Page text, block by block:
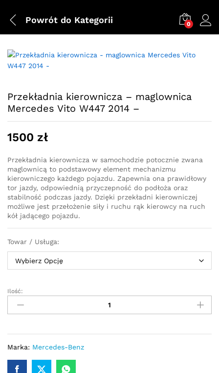
Powrót do Kategorii 0
Przekładnia kierownicza – maglownica
Mercedes Vito W447 2014 –
1500 zł
Przekładnia kierownicza w samochodzie potocznie zwana
maglownicą to podstawowy element mechanizmu
kierowniczego każdego pojazdu. Zapewnia ona prawidłowy
tor jazdy, odpowiednią przyczepność do podłoża oraz
stabilność podczas jazdy. Dzięki przekładni kierowniczej
możliwe jest przełożenie siły i ruchu rąk kierowcy na ruch
kół jadącego pojazdu.
Towar / Usługa:
Przekładnia
kierownicza
-
Mercedes
Vito
2014
Ilość:
Marka: Mercedes-Benz